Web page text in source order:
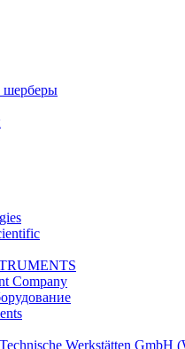
шерберы
Company
Werkstätten GmbH